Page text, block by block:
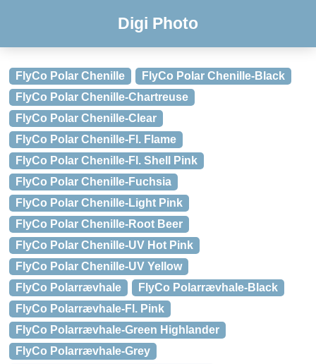
Digi Photo
FlyCo Polar Chenille
FlyCo Polar Chenille-Black
FlyCo Polar Chenille-Chartreuse
FlyCo Polar Chenille-Clear
FlyCo Polar Chenille-Fl. Flame
FlyCo Polar Chenille-Fl. Shell Pink
FlyCo Polar Chenille-Fuchsia
FlyCo Polar Chenille-Light Pink
FlyCo Polar Chenille-Root Beer
FlyCo Polar Chenille-UV Hot Pink
FlyCo Polar Chenille-UV Yellow
FlyCo Polarrævhale
FlyCo Polarrævhale-Black
FlyCo Polarrævhale-Fl. Pink
FlyCo Polarrævhale-Green Highlander
FlyCo Polarrævhale-Grey